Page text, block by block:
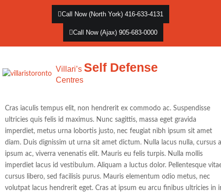
Call Now (North York) 416-633-4131
Call Now (Ajax) 905-683-0000
Villari’s Self Defense
Centres
Cras iaculis tempus elit, non hendrerit ex commodo ac. Suspendisse
ultricies quis felis id maximus. Nunc sagittis, massa eget gravida
imperdiet, metus urna lobortis justo, nec feugiat nibh ipsum sit amet
diam. Duis dignissim ut urna sit amet dictum. Nulla lacus nulla, cursus a
ipsum ac, viverra venenatis elit. Mauris eu felis turpis. Nulla mollis
imperdiet lacus id vestibulum. Aliquam a luctus dolor. Pellentesque
cursus libero, sed facilisis purus. Mauris elementum odio metus, nec
volutpat lacus hendrerit eget. Cras at ipsum eu arcu finibus ultricies in